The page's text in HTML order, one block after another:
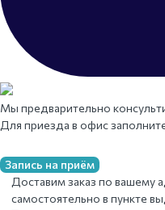
Мы предварительно
Для приезда в офис
Запись на приём
Доставим заказ по вашему
самостоятельно в пункте